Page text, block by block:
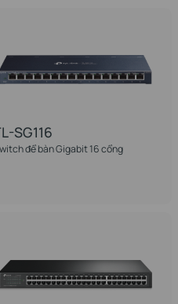
SG116
để bàn Gigabit 16 cổng